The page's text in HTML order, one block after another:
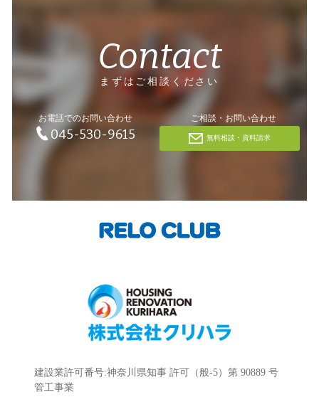
Contact
まずはご相談ください
お電話でのお問い合わせ
045-530-9615
ご相談・お問い合わせ
無料相談・資料請求
建設業許可番号:神奈川県知事 許可（般-5）第 90889 号
管工事業